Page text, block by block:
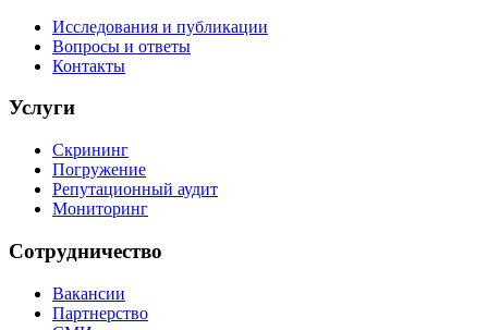
Исследования и публикации
Вопросы и ответы
Контакты
Услуги
Скрининг
Погружение
Репутационный аудит
Мониторинг
Сотрудничество
Вакансии
Партнерство